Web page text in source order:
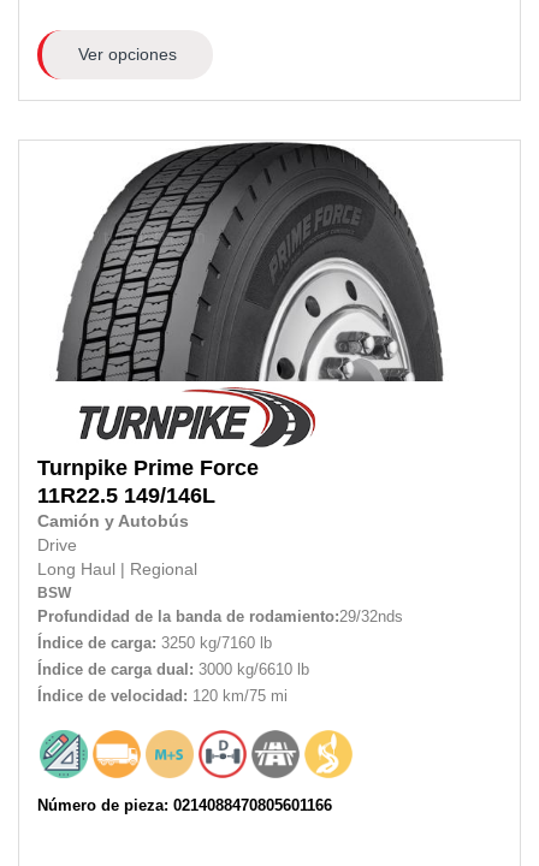
Ver opciones
Turnpike Prime Force
11R22.5 149/146L
Camión y Autobús
Drive
Long Haul
Regional
BSW
Profundidad de la banda de rodamiento:29/32nds
Índice de carga: 3250 kg/7160 lb
Índice de carga dual: 3000 kg/6610 lb
Índice de velocidad: 120 km/75 mi
Número de pieza: 0214088470805601166